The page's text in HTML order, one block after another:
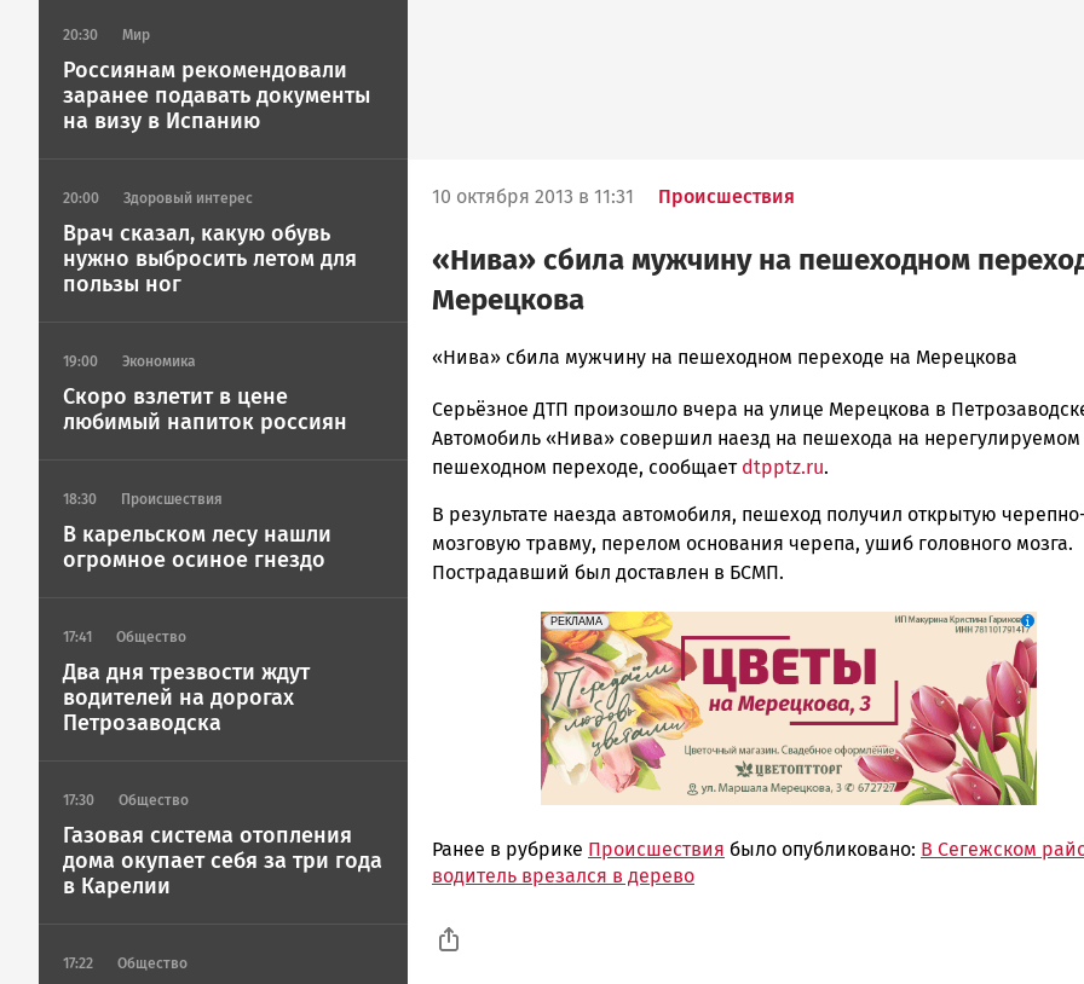
20:30 Мир
Россиянам рекомендовали
заранее подавать документы
на визу в Испанию
20:00 Здоровый интерес
Врач сказал, какую обувь
нужно выбросить летом для
пользы ног
19:00 Экономика
Скоро взлетит в цене
любимый напиток россиян
18:30 Происшествия
В карельском лесу нашли
огромное осиное гнездо
17:41 Общество
Два дня трезвости ждут
водителей на дорогах
Петрозаводска
17:30 Общество
Газовая система отопления
дома окупает себя за три года
в Карелии
17:22 Общество
10 октября 2013 в 11:31 Происшествия
«Нива» сбила мужчину на пешеходном
Мерецкова
admintimur
Петрозаводска
и
Карелии
Петрозаводск
ГОВОРИТ
«Нива» сбила мужчину на пешеходном переходе на Мерецкова
Серьёзное ДТП произошло вчера на улице Мерецкова в
Автомобиль «Нива» совершил наезд на пешехода на нерегулируемом
пешеходном переходе, сообщает dtpptz.ru.
В результате наезда автомобиля, пешеход получил открытую
мозговую травму, перелом основания черепа, ушиб головного мозга.
Пострадавший был доставлен в БСМП.
erid: 2SDnjdAF4V7
РЕКЛАМА
Реклама
Ранее в рубрике Происшествия было опубликовано: В Сегежском
водитель врезался в дерево